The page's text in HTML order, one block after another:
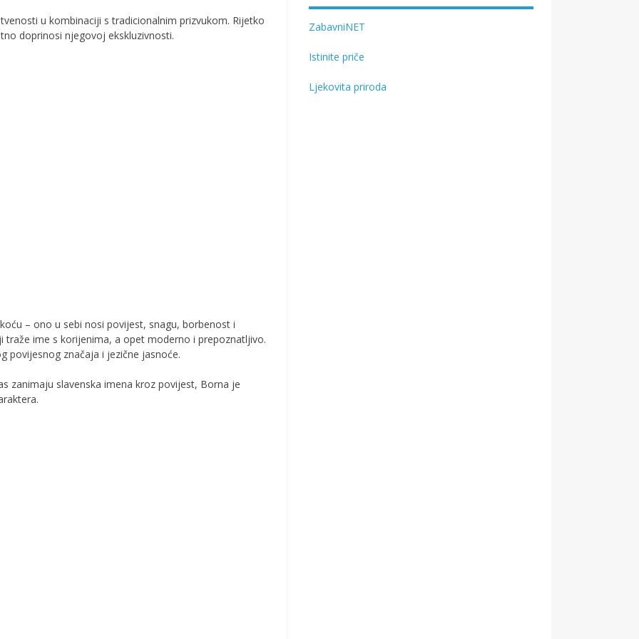
u kombinaciji s tradicionalnim prizvukom. Rijetko
doprinosi njegovoj ekskluzivnosti.
– ono u sebi nosi povijest, snagu, borbenost i
ime s korijenima, a opet moderno i prepoznatljivo.
povijesnog značaja i jezične jasnoće.
zanimaju slavenska imena kroz povijest, Borna je
ZabavniNET
Istinite priče
Ljekovita priroda